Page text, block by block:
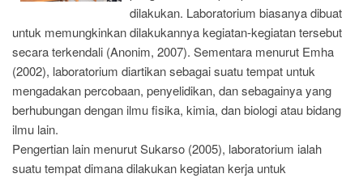
dilakukan. Laboratorium biasanya dibuat
untuk memungkinkan dilakukannya kegiatan-kegiatan tersebut
secara terkendali (Anonim, 2007). Sementara menurut Emha
(2002), laboratorium diartikan sebagai suatu tempat untuk
mengadakan percobaan, penyelidikan, dan sebagainya yang
berhubungan dengan ilmu fisika, kimia, dan biologi atau bidang
ilmu lain.
Pengertian lain menurut Sukarso (2005), laboratorium ialah
suatu tempat dimana dilakukan kegiatan kerja untuk